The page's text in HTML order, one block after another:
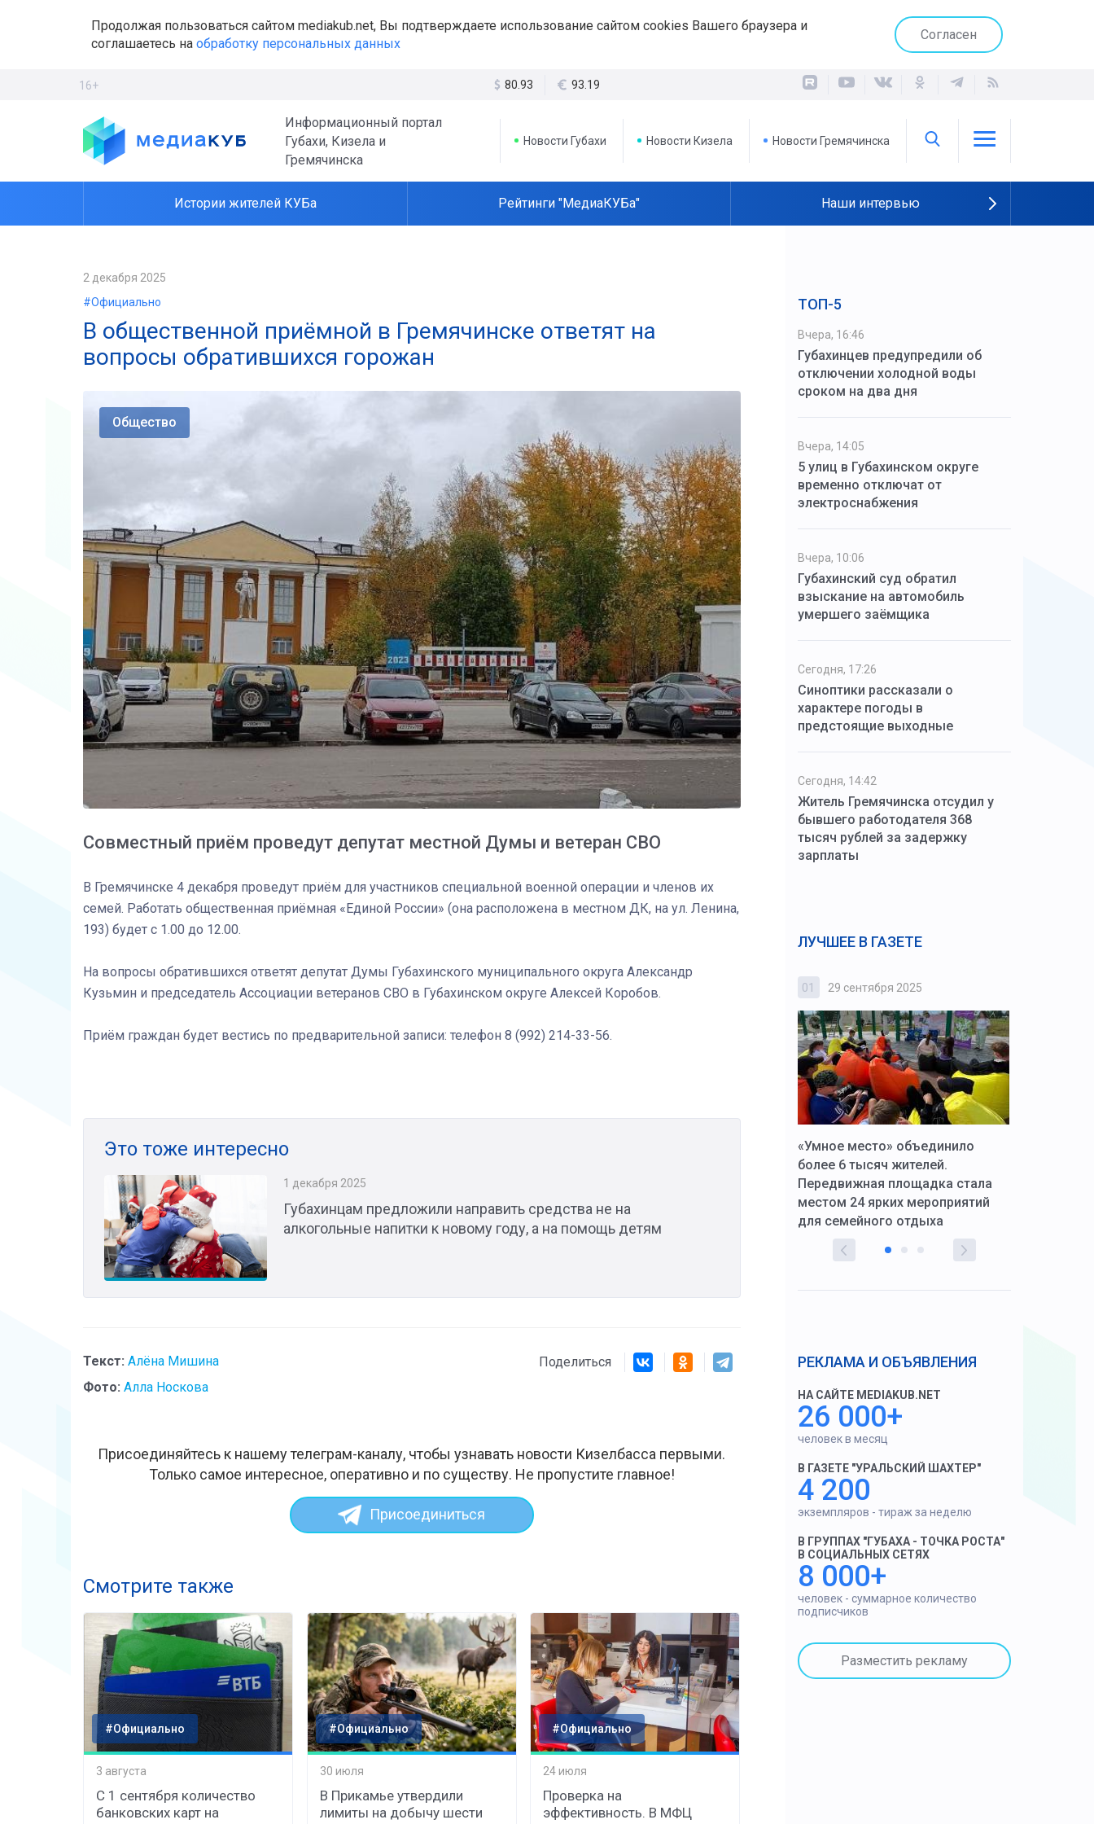
Продолжая пользоваться сайтом mediakub.net, Вы подтверждаете использование сайтом cookies Вашего браузера и
соглашаетесь на обработку персональных данных
Согласен
16+ 80.93 93.19
Информационный портал
Губахи, Кизела и
Гремячинска
Новости Губахи Новости Кизела Новости Гремячинска
Истории жителей КУБа Рейтинги "МедиаКУБа" Наши интервью
2 декабря 2025
#Официально
В общественной приёмной в Гремячинске ответят на
вопросы обратившихся горожан
Общество
Совместный приём проведут депутат местной Думы и ветеран СВО
В Гремячинске 4 декабря проведут приём для участников специальной военной операции и членов их
семей. Работать общественная приёмная «Единой России» (она расположена в местном ДК, на ул. Ленина,
193) будет с 1.00 до 12.00.
На вопросы обратившихся ответят депутат Думы Губахинского муниципального округа Александр
Кузьмин и председатель Ассоциации ветеранов СВО в Губахинском округе Алексей Коробов.
Приём граждан будет вестись по предварительной записи: телефон 8 (992) 214-33-56.
Это тоже интересно
1 декабря 2025
Губахинцам предложили направить средства не на
алкогольные напитки к новому году, а на помощь детям
Текст: Алёна Мишина
Фото: Алла Носкова
Поделиться
Присоединяйтесь к нашему телеграм-каналу, чтобы узнавать новости Кизелбасса первыми.
Только самое интересное, оперативно и по существу. Не пропустите главное!
Присоединиться
Смотрите также
#Официально
3 августа
С 1 сентября количество
банковских карт на
#Официально
30 июля
В Прикамье утвердили
лимиты на добычу шести
#Официально
24 июля
Проверка на
эффективность. В МФЦ
ТОП-5
Вчера, 16:46
Губахинцев предупредили об
отключении холодной воды
сроком на два дня
Вчера, 14:05
5 улиц в Губахинском округе
временно отключат от
электроснабжения
Вчера, 10:06
Губахинский суд обратил
взыскание на автомобиль
умершего заёмщика
Сегодня, 17:26
Синоптики рассказали о
характере погоды в
предстоящие выходные
Сегодня, 14:42
Житель Гремячинска отсудил у
бывшего работодателя 368
тысяч рублей за задержку
зарплаты
ЛУЧШЕЕ В ГАЗЕТЕ
03 4 октября 2025
реальностью свою детскую
01 29 сентября 2025
«Умное место» объединило
более 6 тысяч жителей.
Передвижная площадка стала
местом 24 ярких мероприятий
для семейного отдыха
РЕКЛАМА И ОБЪЯВЛЕНИЯ
НА САЙТЕ MEDIAKUB.NET
26 000+
человек в месяц
В ГАЗЕТЕ "УРАЛЬСКИЙ ШАХТЕР"
4 200
экземпляров - тираж за неделю
В ГРУППАХ "ГУБАХА - ТОЧКА РОСТА"
В СОЦИАЛЬНЫХ СЕТЯХ
8 000+
человек - суммарное количество
подписчиков
Разместить рекламу